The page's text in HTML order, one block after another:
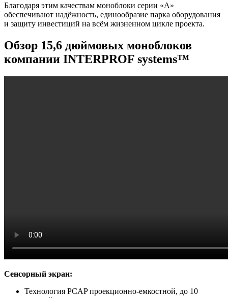
Благодаря этим качествам моноблоки серии «А»
обеспечивают надёжность, единообразие парка оборудования
и защиту инвестиций на всём жизненном цикле проекта.
Обзор 15,6 дюймовых моноблоков
компании INTERPROF systems™
Сенсорный экран:
Технология PCAP проекционно-емкостной, до 10